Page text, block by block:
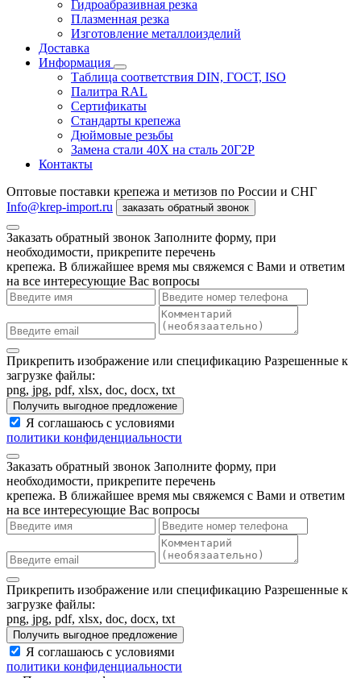
Гидроабразивная резка
Плазменная резка
Изготовление металлоизделий
Доставка
Информация
Таблица соответствия DIN, ГОСТ, ISO
Палитра RAL
Сертификаты
Стандарты крепежа
Дюймовые резьбы
Замена стали 40Х на сталь 20Г2Р
Контакты
Оптовые поставки крепежа и метизов по России и СНГ
Info@krep-import.ru
заказать обратный звонок
Заказать обратный звонок Заполните форму, при
необходимости, прикрепите перечень
крепежа. В ближайшее время мы свяжемся с Вами и ответим
на все интересующие Вас вопросы
Прикрепить изображение или спецификацию Разрешенные к
загрузке файлы:
png, jpg, pdf, xlsx, doc, docx, txt
Получить выгодное предложение
Я соглашаюсь с условиями
политики конфиденциальности
Заказать обратный звонок Заполните форму, при
необходимости, прикрепите перечень
крепежа. В ближайшее время мы свяжемся с Вами и ответим
на все интересующие Вас вопросы
Прикрепить изображение или спецификацию Разрешенные к
загрузке файлы:
png, jpg, pdf, xlsx, doc, docx, txt
Получить выгодное предложение
Я соглашаюсь с условиями
политики конфиденциальности